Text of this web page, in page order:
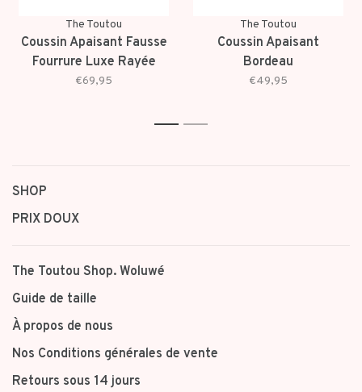
The Toutou
Coussin Apaisant Fausse
Fourrure Luxe Rayée
Noir
€69,95
The Toutou
Coussin Apaisant
Bordeau
€49,95
1 2
SHOP
PRIX DOUX
The Toutou Shop. Woluwé
Guide de taille
À propos de nous
Nos Conditions générales de vente
Retours sous 14 jours